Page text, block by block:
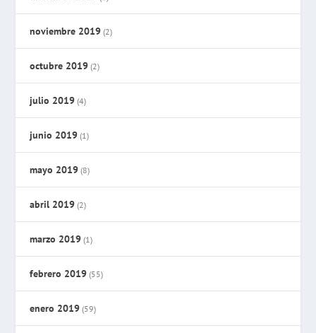
noviembre 2019 (2)
octubre 2019 (2)
julio 2019 (4)
junio 2019 (1)
mayo 2019 (8)
abril 2019 (2)
marzo 2019 (1)
febrero 2019 (55)
enero 2019 (59)